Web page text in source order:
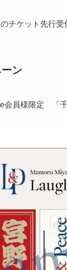
チケット先行受
ン
会員様限定 「